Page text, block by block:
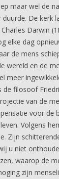
maar wel de
De kerk
Darwin
elke dag
de mens
wereld en de
meer
de filosoof
van de
voor de
Volgens
Zijn
u niet
waarop de
zijn